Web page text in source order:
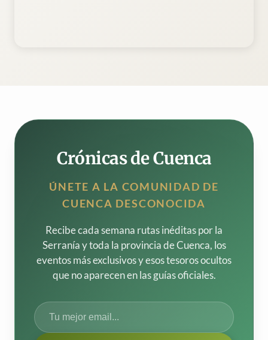
Crónicas de Cuenca
ÚNETE A LA COMUNIDAD DE
CUENCA DESCONOCIDA
Recibe cada semana rutas inéditas por la
Serranía y toda la provincia de Cuenca, los
eventos más exclusivos y esos tesoros ocultos
que no aparecen en las guías oficiales.